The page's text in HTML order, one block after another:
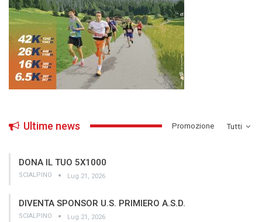
Tutti
Ultime news ­Promozione
DONA IL TUO 5X1000
SCIALPINO Lug 21, 2026
DIVENTA SPONSOR U.S. PRIMIERO A.S.D.
SCIALPINO Lug 21, 2026